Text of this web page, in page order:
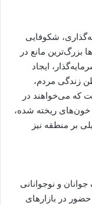
شکوفایی
بزرگ‌ترین مانع در
ایجاد
زندگی مردم،
که می‌خواهند در
خون‌های ریخته شده،
بر منطقه نیز
و نوجوانانی
در بازارهای